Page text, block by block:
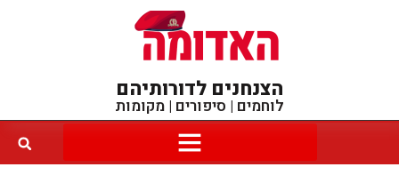
הצנחנים לדורותיהם
לוחמים | סיפורים | מקומות